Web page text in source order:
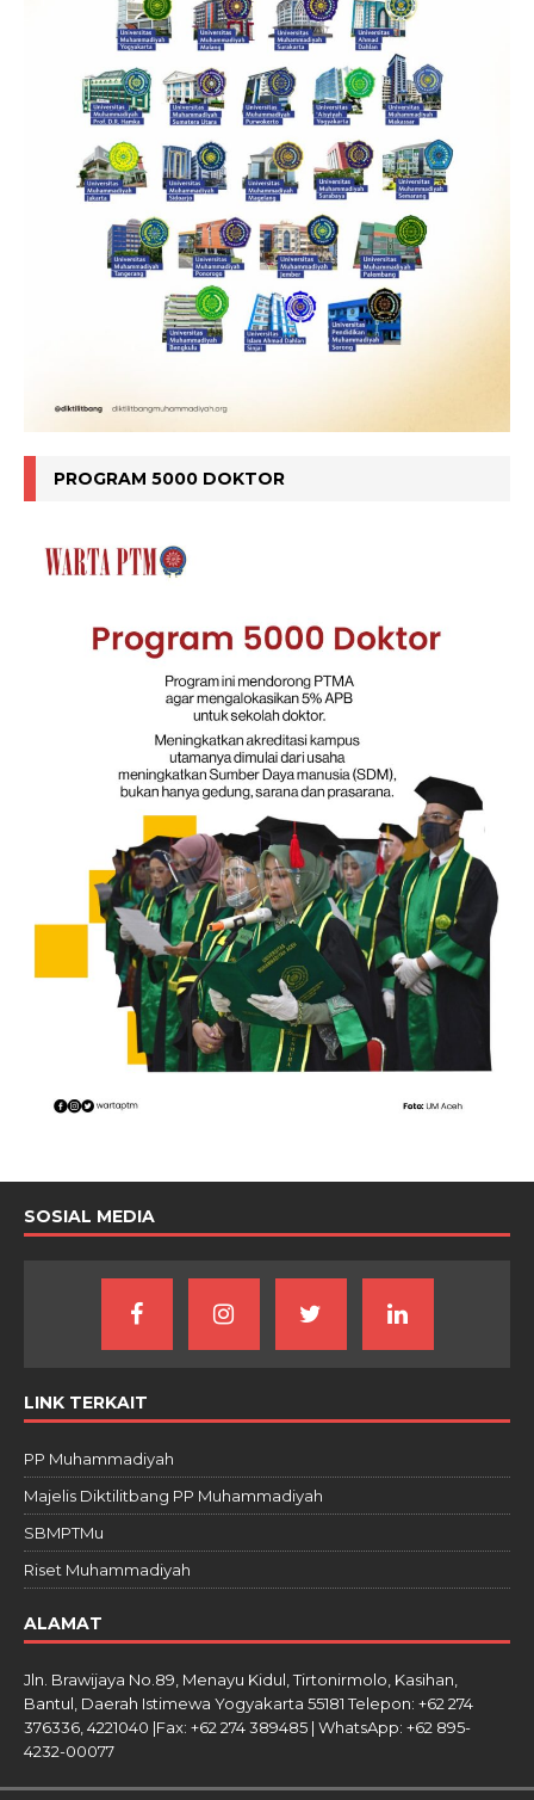
PROGRAM 5000 DOKTOR
SOSIAL MEDIA
LINK TERKAIT
PP Muhammadiyah
Majelis Diktilitbang PP Muhammadiyah
SBMPTMu
Riset Muhammadiyah
ALAMAT
Jln. Brawijaya No.89, Menayu Kidul, Tirtonirmolo, Kasihan,
Bantul, Daerah Istimewa Yogyakarta 55181 Telepon: +62 274
376336, 4221040 |Fax: +62 274 389485 | WhatsApp: +62 895-
4232-00077